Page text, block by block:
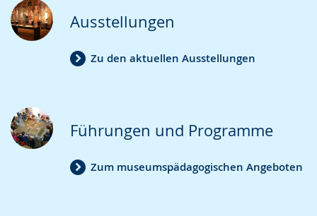
Ausstellungen
Zu den aktuellen Ausstellungen
Führungen und Programme
Zum museumspädagogischen Angeboten